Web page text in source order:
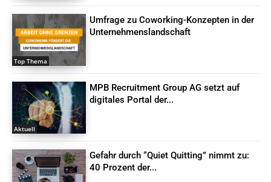
Top Thema
Umfrage zu Coworking-Konzepten in der
Unternehmenslandschaft
Aktuell
MPB Recruitment Group AG setzt auf
digitales Portal der...
Gefahr durch “Quiet Quitting” nimmt zu:
40 Prozent der...